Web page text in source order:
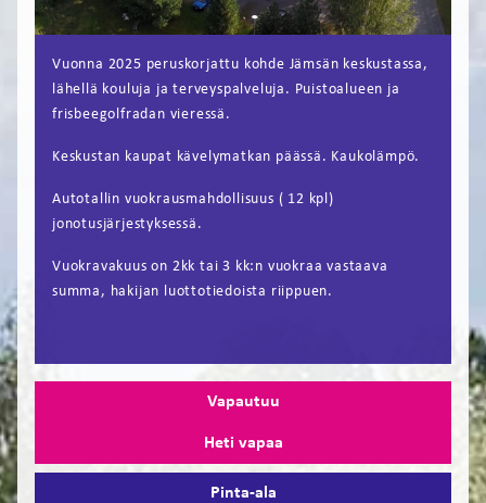
Vuonna 2025 peruskorjattu kohde Jämsän keskustassa,
lähellä kouluja ja terveyspalveluja. Puistoalueen ja
frisbeegolfradan vieressä.
Keskustan kaupat kävelymatkan päässä. Kaukolämpö.
Autotallin vuokrausmahdollisuus ( 12 kpl)
jonotusjärjestyksessä.
Vuokravakuus on 2kk tai 3 kk:n vuokraa vastaava
summa, hakijan luottotiedoista riippuen.
Vapautuu
Heti vapaa
Pinta-ala